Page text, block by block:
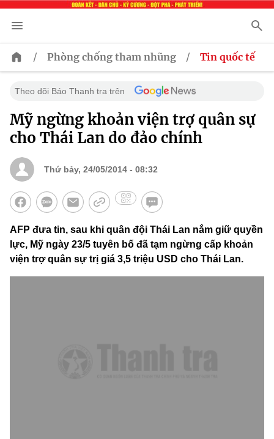
/ Phòng chống tham nhũng / Tin quốc tế
Theo dõi Báo Thanh tra trên
Mỹ ngừng khoản viện trợ quân sự
cho Thái Lan do đảo chính
Thứ bảy, 24/05/2014 - 08:32
AFP đưa tin, sau khi quân đội Thái Lan nắm giữ quyền
lực, Mỹ ngày 23/5 tuyên bố đã tạm ngừng cấp khoản
viện trợ quân sự trị giá 3,5 triệu USD cho Thái Lan.